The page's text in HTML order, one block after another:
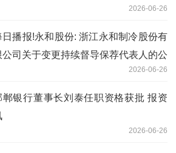
2026-06-26
日播报!永和股份: 浙江永和制冷股份有
公司关于变更持续督导保荐代表人的公
2026-06-26
郸银行董事长刘泰任职资格获批 报资
2026-06-26